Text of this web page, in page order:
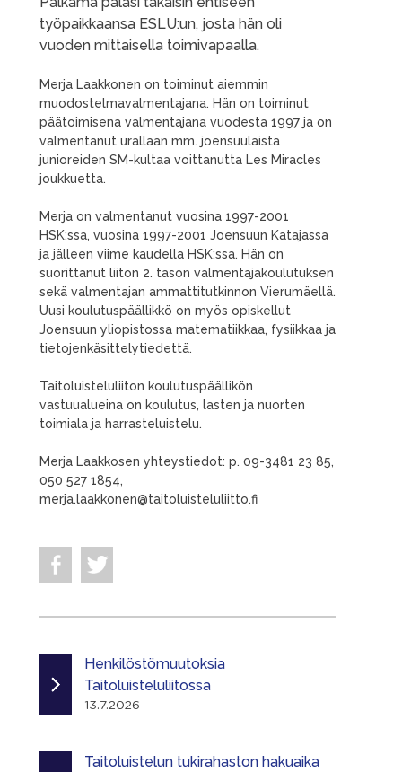
työpaikkaansa ESLU:un, josta hän oli
vuoden mittaisella toimivapaalla.
Merja Laakkonen on toiminut aiemmin
muodostelmavalmentajana. Hän on toiminut
päätoimisena valmentajana vuodesta 1997 ja on
valmentanut urallaan mm. joensuulaista
junioreiden SM-kultaa voittanutta Les Miracles
joukkuetta.
Merja on valmentanut vuosina 1997-2001
HSK:ssa, vuosina 1997-2001 Joensuun Katajassa
ja jälleen viime kaudella HSK:ssa. Hän on
suorittanut liiton 2. tason valmentajakoulutuksen
sekä valmentajan ammattitutkinnon Vierumäellä.
Uusi koulutuspäällikkö on myös opiskellut
Joensuun yliopistossa matematiikkaa, fysiikkaa ja
tietojenkäsittelytiedettä.
Taitoluisteluliiton koulutuspäällikön
vastuualueina on koulutus, lasten ja nuorten
toimiala ja harrasteluistelu.
Merja Laakkosen yhteystiedot: p. 09-3481 23 85,
050 527 1854,
merja.laakkonen@taitoluisteluliitto.fi
Henkilöstömuutoksia
Taitoluisteluliitossa
13.7.2026
Taitoluistelun tukirahaston hakuaika